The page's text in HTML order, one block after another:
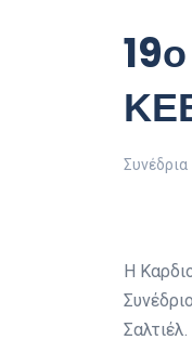
Συνέδρια
Η
Σαλτιέλ.